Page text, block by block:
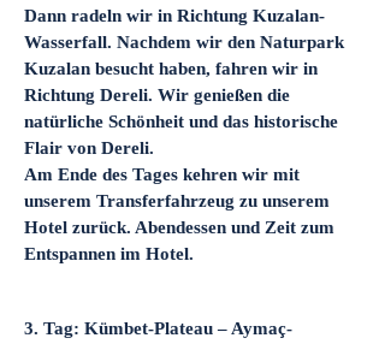
Dann radeln wir in Richtung Kuzalan-
Wasserfall. Nachdem wir den Naturpark
Kuzalan besucht haben, fahren wir in
Richtung Dereli. Wir genießen die
natürliche Schönheit und das historische
Flair von Dereli.
Am Ende des Tages kehren wir mit
unserem Transferfahrzeug zu unserem
Hotel zurück. Abendessen und Zeit zum
Entspannen im Hotel.
​3. Tag: Kümbet-Plateau – Aymaç-